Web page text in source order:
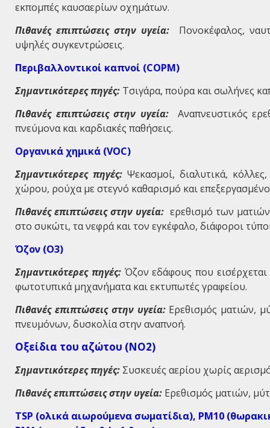
εκπομπές καυσαερίων οχημάτων.
Πιθανές επιπτώσεις στην υγεία: Πονοκέφαλος,
υψηλές συγκεντρώσεις.
Περιβαλλοντικοί καπνοί (COPM)
Σημαντικότερες πηγές: Τσιγάρα, πούρα και σωλήνες
Πιθανές επιπτώσεις στην υγεία:Αναπνευστικός
πνεύμονα και καρδιακές παθήσεις.
Οργανικά χημικά (VOC)
Σημαντικότερες πηγές: Ψεκασμοί, διαλυτικά,
χώρου, ρούχα με στεγνό καθαρισμό και
Πιθανές επιπτώσεις στην υγεία: ερεθισμό των
στο συκώτι, τα νεφρά και τον εγκέφαλο, διάφοροι
Όζον (O3)
Σημαντικότερες πηγές: Όζον εδάφους που
φωτοτυπικά μηχανήματα και εκτυπωτές γραφείου.
Πιθανές επιπτώσεις στην υγεία:Ερεθισμός ματιών,
πνευμόνων, δυσκολία στην αναπνοή.
Οξείδια του αζώτου (NO2)
Σημαντικότερες πηγές: Συσκευές αερίου χωρίς
Πιθανές επιπτώσεις στην υγεία: Ερεθισμός ματιών,
TSP (ολικά αιωρούμενα σωματίδια), PM10